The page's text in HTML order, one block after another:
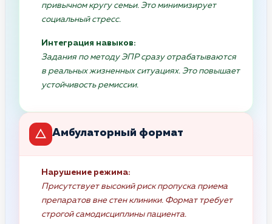
привычном кругу семьи. Это минимизирует
социальный стресс.
Интеграция навыков:
Задания по методу ЭПР сразу отрабатываются
в реальных жизненных ситуациях. Это повышает
устойчивость ремиссии.
Амбулаторный формат
Нарушение режима:
Присутствует высокий риск пропуска приема
препаратов вне стен клиники. Формат требует
строгой самодисциплины пациента.